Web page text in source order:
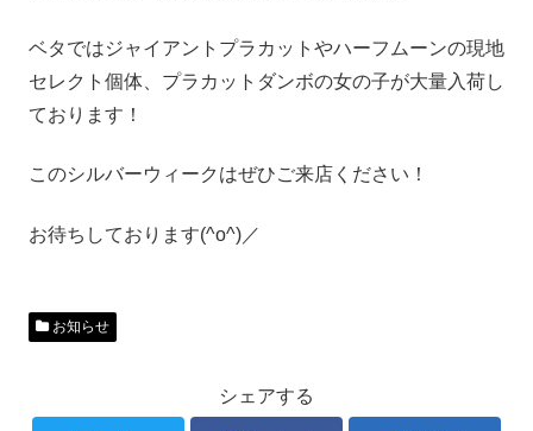
ベタではジャイアントプラカットやハーフムーンの現地
セレクト個体、プラカットダンボの女の子が大量入荷し
ております！
このシルバーウィークはぜひご来店ください！
お待ちしております(^o^)／
お知らせ
シェアする